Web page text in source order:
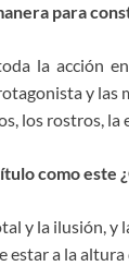
para
la acción
y las
los rostros, la
como
y la ilusión, y
estar a la